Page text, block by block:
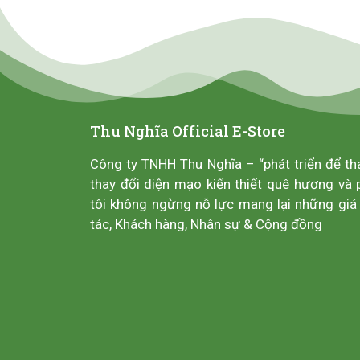
Thu Nghĩa Official E-Store
Công ty TNHH Thu Nghĩa – “phát triển để
thay đổi diện mạo kiến thiết quê hương và
tôi không ngừng nỗ lực mang lại những
tác, Khách hàng, Nhân sự & Cộng đồng